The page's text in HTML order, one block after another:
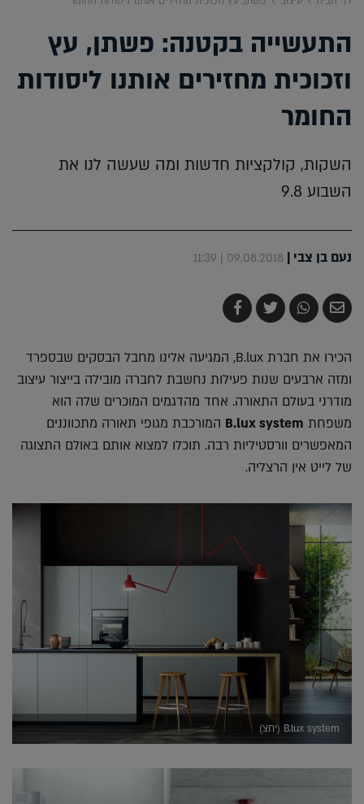
התעשייה בקטנה: פשתן, עץ
וזכוכית מחזירים אותנו ליסודות
החומר
השקות, קולקציות חדשות ומה שעשה לנו את
השבוע 9.8
נעם בן צבי |
09.08.2018 | 11:39
שלח
בדואר
שתף
ב-
צייץ
ב-
שתף
ב-
הכירו את חברת B.lux, המגיעה אלינו מחבל הבסקים שבספרד
ומזה ארבעים שנות פעילות נחשבת לחברה מובילה בייצור עיצוב
מודרני בעולם התאורה. אחד מהדגמים המוכרים שלה הוא
משפחת B.lux system המורכבת מגופי תאורה מתכווננים
המאפשרים וורסטיליות רבה. תוכלו למצוא אותם באולם התצוגה
של לייט אין הרצליה.
B.lux system (יחצ)